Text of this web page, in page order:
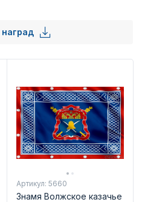
наград
Артикул: 5660
Знамя Волжское казачье